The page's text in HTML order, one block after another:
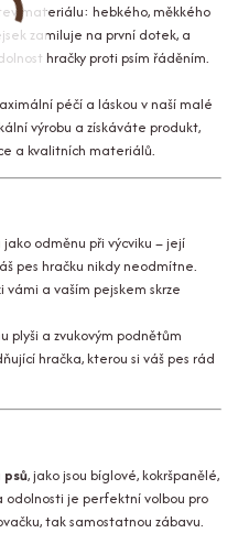
materiálu: hebkého, měkkého
zamiluje na první dotek, a
hračky proti psím řáděním.
péčí a láskou v naší malé
výrobu a získáváte produkt,
a kvalitních materiálů.
odměnu při výcviku – její
pes hračku nikdy neodmítne.
vámi a vaším pejskem skrze
plyši a zvukovým podnětům
hračka, kterou si váš pes rád
, jako jsou bíglové, kokršpanělé,
odolnosti je perfektní volbou pro
tak samostatnou zábavu.